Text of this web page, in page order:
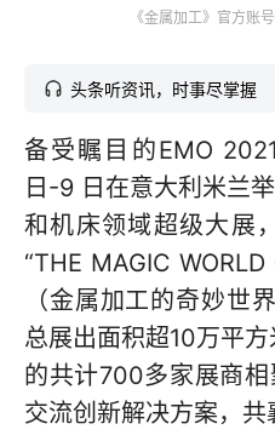
《金属加工》官方账号
头条听资讯，时事尽掌握
备受瞩目的EMO
日-9 日在意大利米兰
和机床领域超级大展
“THE MAGIC WORLD
（金属加工的奇妙世
总展出面积超10万平
的共计700多家展商
交流创新解决方案，共